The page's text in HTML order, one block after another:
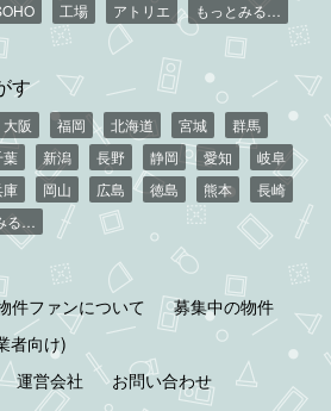
工場 アトリエ もっとみる…
す
大阪 福岡 北海道 宮城
群馬
葉 新潟 長野 静岡 愛知
岐阜
庫 岡山 広島 徳島 熊本
長崎
る…
件ファンについて
募集中の物件
者向け)
運営会社 お問い合わせ